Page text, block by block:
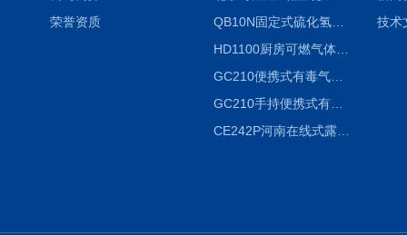
荣誉资质
QB10N固定式硫化氢气体检测仪H2S气体泄漏探头
HD1100厨房可燃气体泄漏浓度探测器天然气检测仪
GC210便携式有毒气体浓度探测器氨气检测仪养殖场
GC210手持便携式有毒CL2气体探测器氯气检测仪
CE242P河南在线式露点仪
技术